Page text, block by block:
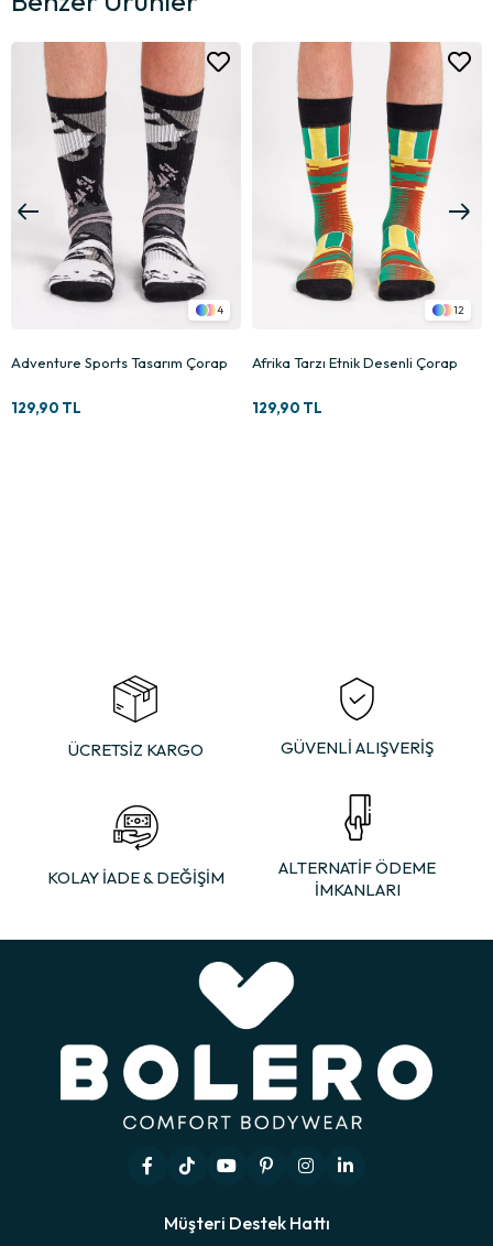
4
Adventure Sports Tasarım Çorap
129,90 TL
12
Afrika Tarzı Etnik Desenli Çorap
129,90 TL
ÜCRETSİZ KARGO GÜVENLİ ALIŞVERİŞ
KOLAY İADE & DEĞİŞİM
ALTERNATİF ÖDEME
İMKANLARI
Müşteri Destek Hattı